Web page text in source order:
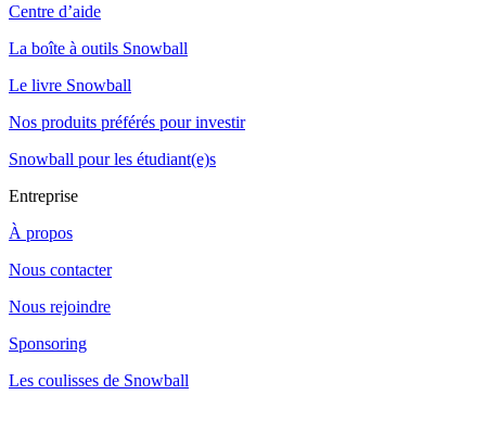
Centre d’aide
La boîte à outils Snowball
Le livre Snowball
Nos produits préférés pour investir
Snowball pour les étudiant(e)s
Entreprise
À propos
Nous contacter
Nous rejoindre
Sponsoring
Les coulisses de Snowball